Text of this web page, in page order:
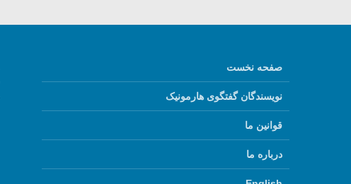
صفحه نخست
نویسندگان گفتگوی هارمونیک
قوانین ما
درباره ما